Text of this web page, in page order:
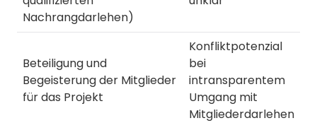
Nachrangdarlehen)
Beteiligung und
Begeisterung der Mitglieder
für das Projekt
Konfliktpotenzial
bei
intransparentem
Umgang mit
Mitgliederdarlehen